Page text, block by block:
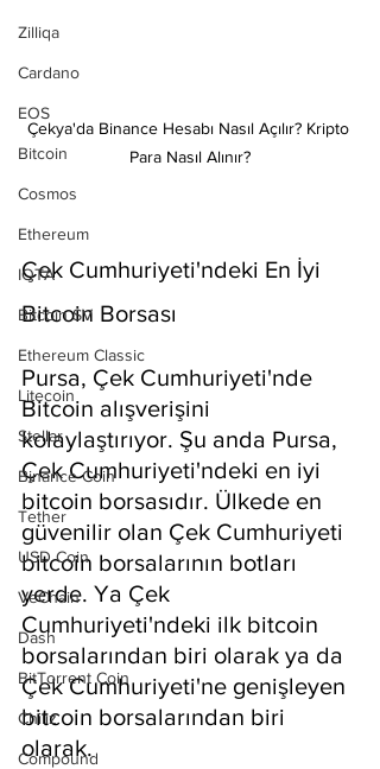
Zilliqa
Cardano
EOS
Bitcoin
Cosmos
Ethereum
IOTA
Bitcoin SV
Ethereum Classic
Litecoin
Stellar
Binance Coin
Tether
USD Coin
VeChain
Dash
BitTorrent Coin
Chiliz
Compound
Çekya'da Binance Hesabı Nasıl Açılır? Kripto
Para Nasıl Alınır?
Çek Cumhuriyeti'ndeki En İyi
Bitcoin Borsası
Pursa, Çek Cumhuriyeti'nde
Bitcoin alışverişini
kolaylaştırıyor. Şu anda Pursa,
Çek Cumhuriyeti'ndeki en iyi
bitcoin borsasıdır. Ülkede en
güvenilir olan Çek Cumhuriyeti
bitcoin borsalarının botları
yerde. Ya Çek
Cumhuriyeti'ndeki ilk bitcoin
borsalarından biri olarak ya da
Çek Cumhuriyeti'ne genişleyen
bitcoin borsalarından biri
olarak.